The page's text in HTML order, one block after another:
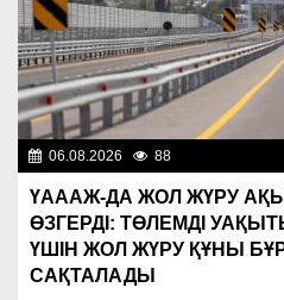
06.08.2026 88
ҮАААЖ-ДА ЖОЛ ЖҮРУ
ӨЗГЕРДІ: ТӨЛЕМДІ
ҮШІН ЖОЛ ЖҮРУ ҚҰНЫ
САҚТАЛАДЫ